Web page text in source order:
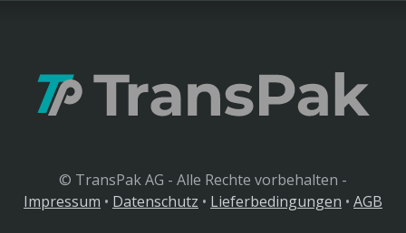
© TransPak AG - Alle Rechte vorbehalten -
Impressum • Datenschutz • Lieferbedingungen • AGB